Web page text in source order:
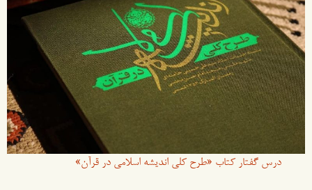
درس گفتار کتاب «طرح کلی اندیشه اسلامی در قرآن»